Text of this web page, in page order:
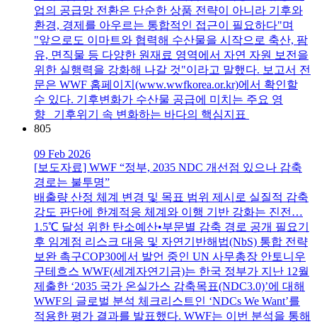
업의 공급망 전환은 단순한 상품 전략이 아니라 기후와
환경, 경제를 아우르는 통합적인 접근이 필요하다"며
"앞으로도 이마트와 협력해 수산물을 시작으로 축산, 팜
유, 면직물 등 다양한 원재료 영역에서 자연 자원 보전을
위한 실행력을 강화해 나갈 것"이라고 말했다. 보고서 전
문은 WWF 홈페이지(www.wwfkorea.or.kr)에서 확인할
수 있다. 기후변화가 수산물 공급에 미치는 주요 영
향 기후위기 속 변화하는 바다의 핵심지표
805
09 Feb 2026
[보도자료] WWF “정부, 2035 NDC 개선점 있으나 감축
경로는 불투명”
배출량 산정 체계 변경 및 목표 범위 제시로 실질적 감축
강도 판단에 한계적응 체계와 이행 기반 강화는 진전…
1.5℃ 달성 위한 탄소예산•부문별 감축 경로 공개 필요기
후 임계점 리스크 대응 및 자연기반해법(NbS) 통합 전략
보완 촉구COP30에서 발언 중인 UN 사무총장 안토니우
구테흐스 WWF(세계자연기금)는 한국 정부가 지난 12월
제출한 ‘2035 국가 온실가스 감축목표(NDC3.0)’에 대해
WWF의 글로벌 분석 체크리스트인 ‘NDCs We Want’를
적용한 평가 결과를 발표했다. WWF는 이번 분석을 통해